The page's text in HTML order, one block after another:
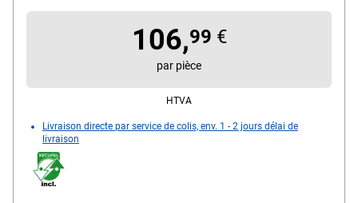
couleur : gris, dimensions, cm (L/P/H) : 18/2,8/8,3,
contenu de la livraison : station d'accueil
106,99 €
par pièce
HTVA
Livraison directe par service de colis, env. 1 - 2 jours délai de
livraison